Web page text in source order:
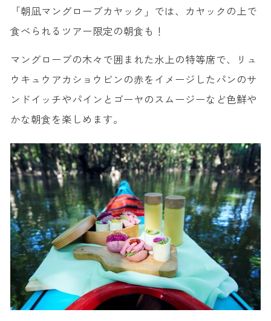
「朝凪マングローブカヤック」では、カヤックの上で
食べられるツアー限定の朝食も！
マングローブの木々で囲まれた水上の特等席で、リュ
ウキュウアカショウビンの赤をイメージしたパンのサ
ンドイッチやパインとゴーヤのスムージーなど色鮮や
かな朝食を楽しめます。